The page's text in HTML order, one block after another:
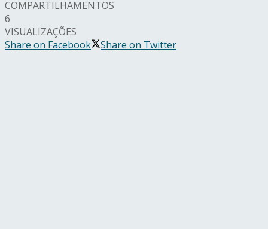
COMPARTILHAMENTOS
6
VISUALIZAÇÕES
Share on Facebook
Share on Twitter